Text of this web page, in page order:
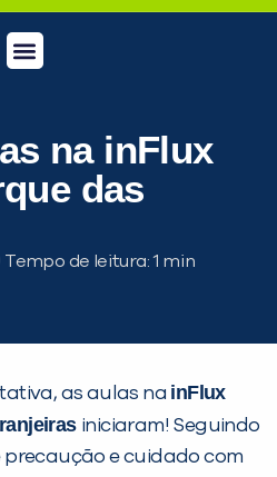
na inFlux
das
Tempo de leitura:
as aulas na inFlux
iniciaram! Seguindo
e cuidado com
DE MÉTODO